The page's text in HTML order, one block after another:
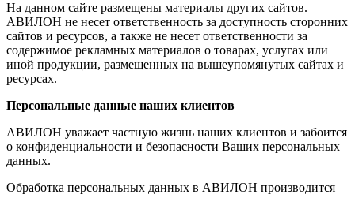
На данном сайте размещены материалы других сайтов.
АВИЛОН не несет ответственность за доступность сторонних
сайтов и ресурсов, а также не несет ответственности за
содержимое рекламных материалов о товарах, услугах или
иной продукции, размещенных на вышеупомянутых сайтах и
ресурсах.
Персональные данные наших клиентов
АВИЛОН уважает частную жизнь наших клиентов и забоится
о конфиденциальности и безопасности Ваших персональных
данных.
Обработка персональных данных в АВИЛОН производится